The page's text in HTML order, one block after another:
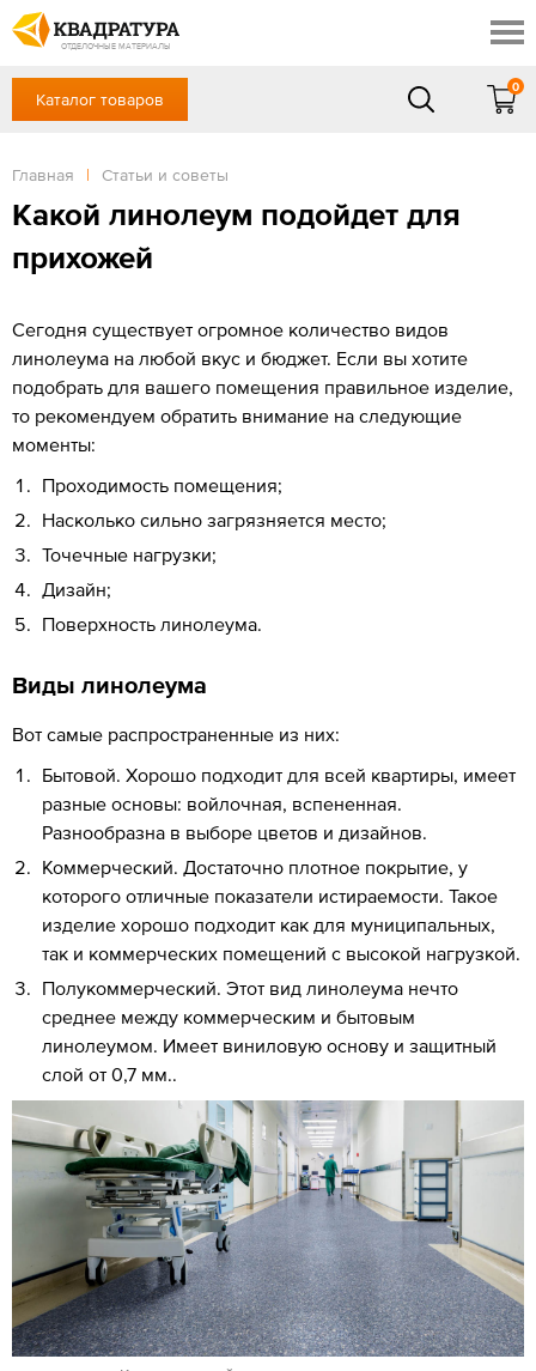
ОТДЕЛОЧНЫЕ МАТЕРИАЛЫ
Профи
Контакты
Доставка и оплата
Выставочный зал
Готовые решения
Отзывы
+7 (383) 209-98-97
Сб, Вс — выходной
ЗАКАЗАТЬ ЗВОНОК
Вход / Регистрация
Каталог товаров
0
Главная | Статьи и советы
Какой линолеум подойдет для
прихожей
Сегодня существует огромное количество видов
линолеума на любой вкус и бюджет. Если вы хотите
подобрать для вашего помещения правильное изделие,
то рекомендуем обратить внимание на следующие
моменты:
Проходимость помещения;
Насколько сильно загрязняется место;
Точечные нагрузки;
Дизайн;
Поверхность линолеума.
Виды линолеума
Вот самые распространенные из них:
Бытовой. Хорошо подходит для всей квартиры, имеет
разные основы: войлочная, вспененная.
Разнообразна в выборе цветов и дизайнов.
Коммерческий. Достаточно плотное покрытие, у
которого отличные показатели истираемости. Такое
изделие хорошо подходит как для муниципальных,
так и коммерческих помещений с высокой нагрузкой.
Полукоммерческий. Этот вид линолеума нечто
среднее между коммерческим и бытовым
линолеумом. Имеет виниловую основу и защитный
слой от 0,7 мм..